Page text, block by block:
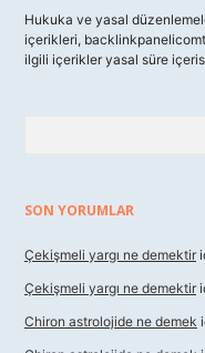
Hukuka ve yasal
içerikleri,
ilgili içerikler yasal süre
SON YORUMLAR
Çekişmeli yargı ne demektir
Çekişmeli yargı ne demektir
Chiron astrolojide ne demek